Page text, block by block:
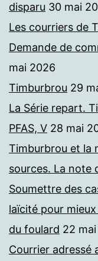
disparu 30 mai
Les courriers de
Demande de
mai 2026
Timburbrou 29
La Série repart.
PFAS, V 28 mai
Timburbrou et la
sources. La note
Soumettre des
laïcité pour
du foulard 22
Courrier adressé